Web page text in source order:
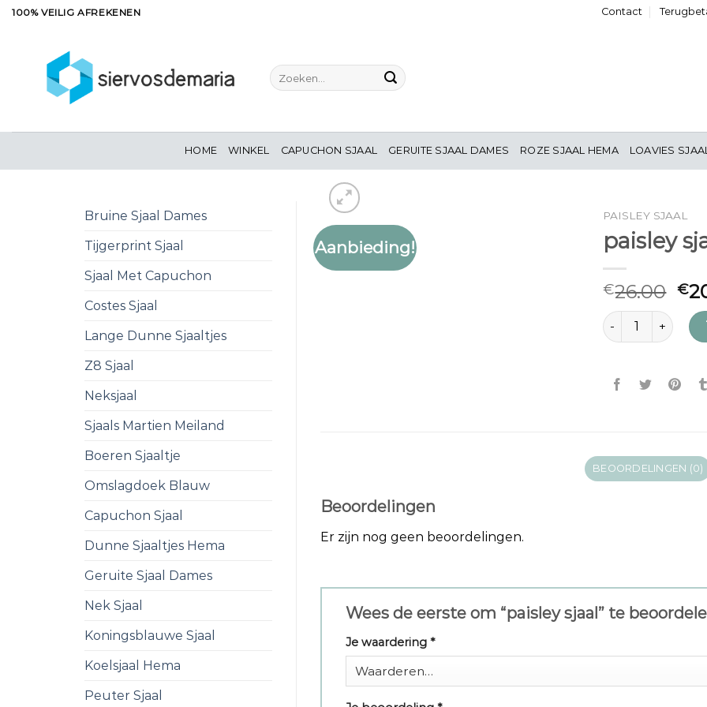
Ga100% VEILIG AFREKENEN Contact
Zoeken
naar:
HOME WINKEL CAPUCHON SJAAL GERUITE SJAAL DAMES ROZE SJAAL HEMA LOAVIES
Bruine Sjaal Dames
Tijgerprint Sjaal
Sjaal Met Capuchon
Costes Sjaal
Lange Dunne Sjaaltjes
Z8 Sjaal
Neksjaal
Sjaals Martien Meiland
Boeren Sjaaltje
Omslagdoek Blauw
Capuchon Sjaal
Dunne Sjaaltjes Hema
Geruite Sjaal Dames
Nek Sjaal
Koningsblauwe Sjaal
Koelsjaal Hema
Peuter Sjaal
Aanbieding!
PAISLEY SJAAL
paisley
€26.00 €
paisley sjaal aantal
BEOORDELINGEN (0)
Beoordelingen
Er zijn nog geen beoordelingen.
Wees de eerste om “paisley sjaal” te
Je waardering *